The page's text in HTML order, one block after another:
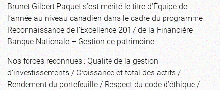
Brunet Gilbert Paquet s’est mérité le titre d’Équipe de
l’année au niveau canadien dans le cadre du programme
Reconnaissance de l’Excellence 2017 de la Financière
Banque Nationale – Gestion de patrimoine.
Nos forces reconnues : Qualité de la gestion
d’investissements / Croissance et total des actifs /
Rendement du portefeuille / Respect du code d’éthique /